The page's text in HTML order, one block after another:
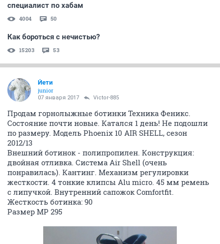
cпециалист по хабам
4004 50
Как бороться с нечистью?
15203 53
Йети
junior
07 января 2017 Victor-885
Продам горнолыжные ботинки Техника Феникс.
Состояние почти новые. Катался 1 день! Не подошли
по размеру. Модель Phoenix 10 AIR SHELL, сезон
2012/13
Внешний ботинок - полипропилен. Конструкция:
двойная отливка. Система Air Shell (очень
понравилась). Кантинг. Механизм регулировки
жесткости. 4 тонкие клипсы Alu micro. 45 мм ремень
с липучкой. Внутренний сапожок Comfortfit.
Жесткость ботинка: 90
Размер МР 295